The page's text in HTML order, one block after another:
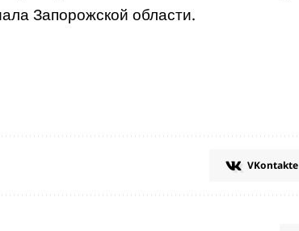
Запорожской области.
VKontakte